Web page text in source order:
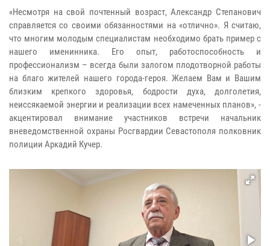
«Несмотря на свой почтенный возраст, Александр Степанович
справляется со своими обязанностями на «отлично». Я считаю,
что многим молодым специалистам необходимо брать пример с
нашего именинника. Его опыт, работоспособность и
профессионализм – всегда были залогом плодотворной работы
на благо жителей нашего города-героя. Желаем Вам и Вашим
близким крепкого здоровья, бодрости духа, долголетия,
неиссякаемой энергии и реализации всех намеченных планов», -
акцентировал внимание участников встречи начальник
вневедомственной охраны Росгвардии Севастополя полковник
полиции Аркадий Кучер.